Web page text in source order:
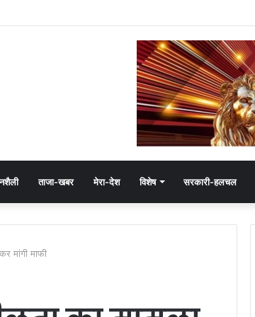
की मजबूती का मांगा आशीर्वाद
ताजा-खबर मेरा-देश विशेष सरकारी-हलचल
मांगी माफी